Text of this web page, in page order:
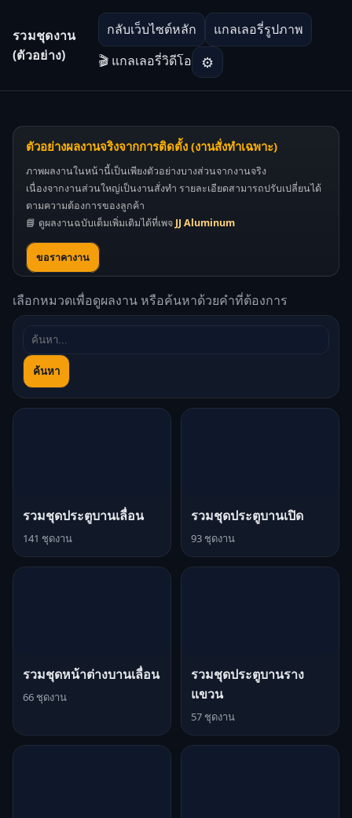
รวมชุดงาน
(ตัวอย่าง)
กลับเว็บไซต์หลัก
แกลเลอรี่รูปภาพ
🎬 แกลเลอรี่วิดีโอ
⚙
ตัวอย่างผลงานจริงจากการติดตั้ง (งานสั่งทำเฉพาะ)
ภาพผลงานในหน้านี้เป็นเพียงตัวอย่างบางส่วนจากงานจริง
เนื่องจากงานส่วนใหญ่เป็นงานสั่งทำ รายละเอียดสามารถปรับเปลี่ยนได้
ตามความต้องการของลูกค้า
📘 ดูผลงานฉบับเต็มเพิ่มเติมได้ที่เพจ JJ Aluminum
ขอราคางาน
เลือกหมวดเพื่อดูผลงาน หรือค้นหาด้วยคำที่ต้องการ
ค้นหา
รวมชุดประตูบานเลื่อน
141 ชุดงาน
รวมชุดประตูบานเปิด
93 ชุดงาน
รวมชุดหน้าต่างบานเลื่อน
66 ชุดงาน
รวมชุดประตูบานราง
แขวน
57 ชุดงาน